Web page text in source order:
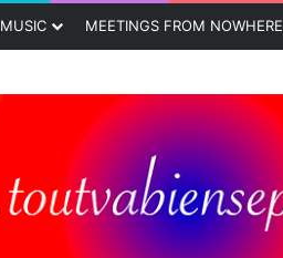
MUSIC MEETINGS FROM NOWHERE